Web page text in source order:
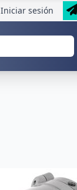
Iniciar sesión